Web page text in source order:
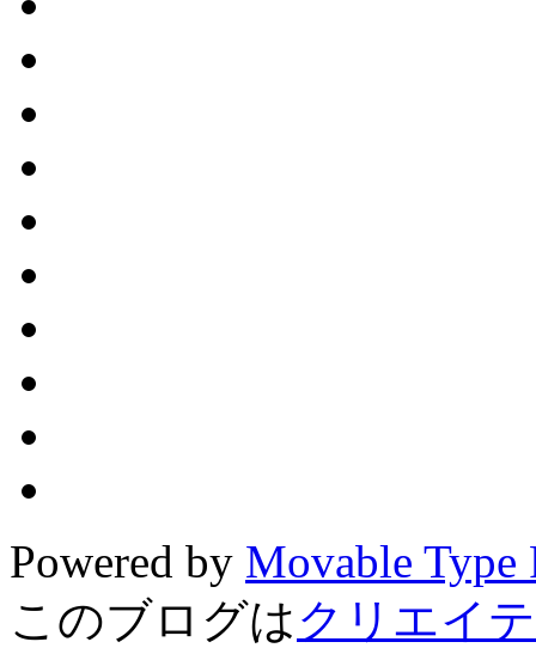
Powered by Movable Type
このブログはクリエイ